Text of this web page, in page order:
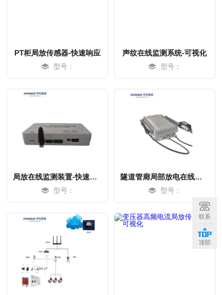
PT柜局放传感器-快速响应
型号：
声纹在线监测系统-可视化
型号：
局放在线监测装置-快速响应
型号：
隧道管廊局部放电在线监测系统-快速响应
型号：
联系
顶部